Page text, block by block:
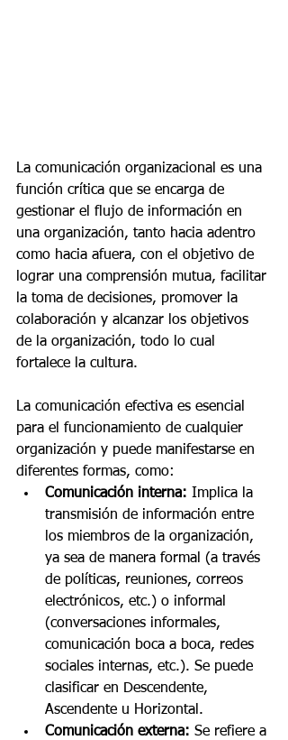
La comunicación organizacional es una
función crítica que se encarga de
gestionar el flujo de información en
una organización, tanto hacia adentro
como hacia afuera, con el objetivo de
lograr una comprensión mutua, facilitar
la toma de decisiones, promover la
colaboración y alcanzar los objetivos
de la organización, todo lo cual
fortalece la cultura.
La comunicación efectiva es esencial
para el funcionamiento de cualquier
organización y puede manifestarse en
diferentes formas, como:
Comunicación interna: Implica la
transmisión de información entre
los miembros de la organización,
ya sea de manera formal (a través
de políticas, reuniones, correos
electrónicos, etc.) o informal
(conversaciones informales,
comunicación boca a boca, redes
sociales internas, etc.). Se puede
clasificar en Descendente,
Ascendente u Horizontal.
Comunicación externa: Se refiere a